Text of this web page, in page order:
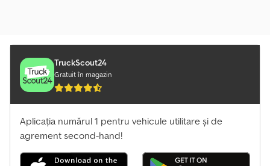
TruckScout24
Gratuit în magazin
Aplicația numărul 1 pentru vehicule utilitare și de
agrement second-hand!